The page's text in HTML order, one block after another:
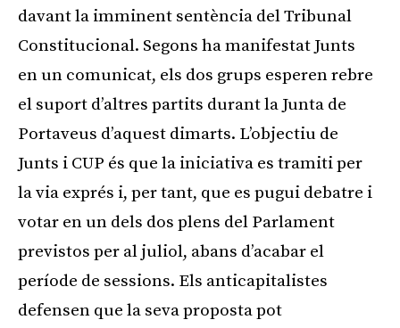
davant la imminent sentència del Tribunal
Constitucional. Segons ha manifestat Junts
en un comunicat, els dos grups esperen rebre
el suport d’altres partits durant la Junta de
Portaveus d’aquest dimarts. L’objectiu de
Junts i CUP és que la iniciativa es tramiti per
la via exprés i, per tant, que es pugui debatre i
votar en un dels dos plens del Parlament
previstos per al juliol, abans d’acabar el
període de sessions. Els anticapitalistes
defensen que la seva proposta pot